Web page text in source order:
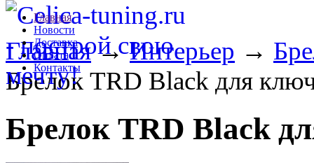
Главная
Новости
Доставка
Оплата
Контакты
Главная→Интерьер →
Брелок TRD Black для
Брелок TRD Black